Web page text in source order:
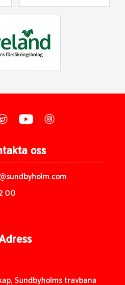
oss
00
Sundbyholms travbana